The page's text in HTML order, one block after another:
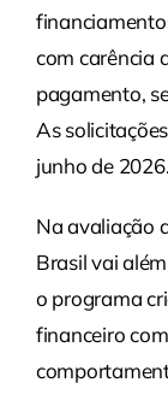
com carência
pagamento,
As
junho de 2026.
Na avaliação
Brasil vai
o programa
financeiro